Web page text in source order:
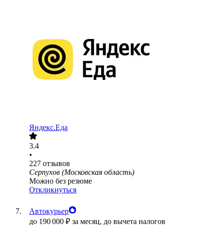
Яндекс.Еда
3.4
•
227 отзывов
Серпухов (Московская область)
Можно без резюме
Откликнуться
Автокурьер
до 190 000 ₽ за месяц, до вычета налогов